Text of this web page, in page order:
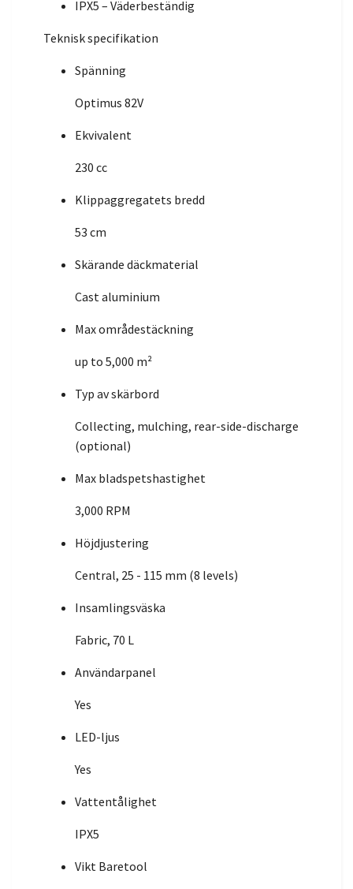
IPX5 – Väderbeständig
Teknisk specifikation
Spänning
Optimus 82V
Ekvivalent
230 cc
Klippaggregatets bredd
53 cm
Skärande däckmaterial
Cast aluminium
Max områdestäckning
up to 5,000 m²
Typ av skärbord
Collecting, mulching, rear-side-discharge
(optional)
Max bladspetshastighet
3,000 RPM
Höjdjustering
Central, 25 - 115 mm (8 levels)
Insamlingsväska
Fabric, 70 L
Användarpanel
Yes
LED-ljus
Yes
Vattentålighet
IPX5
Vikt Baretool